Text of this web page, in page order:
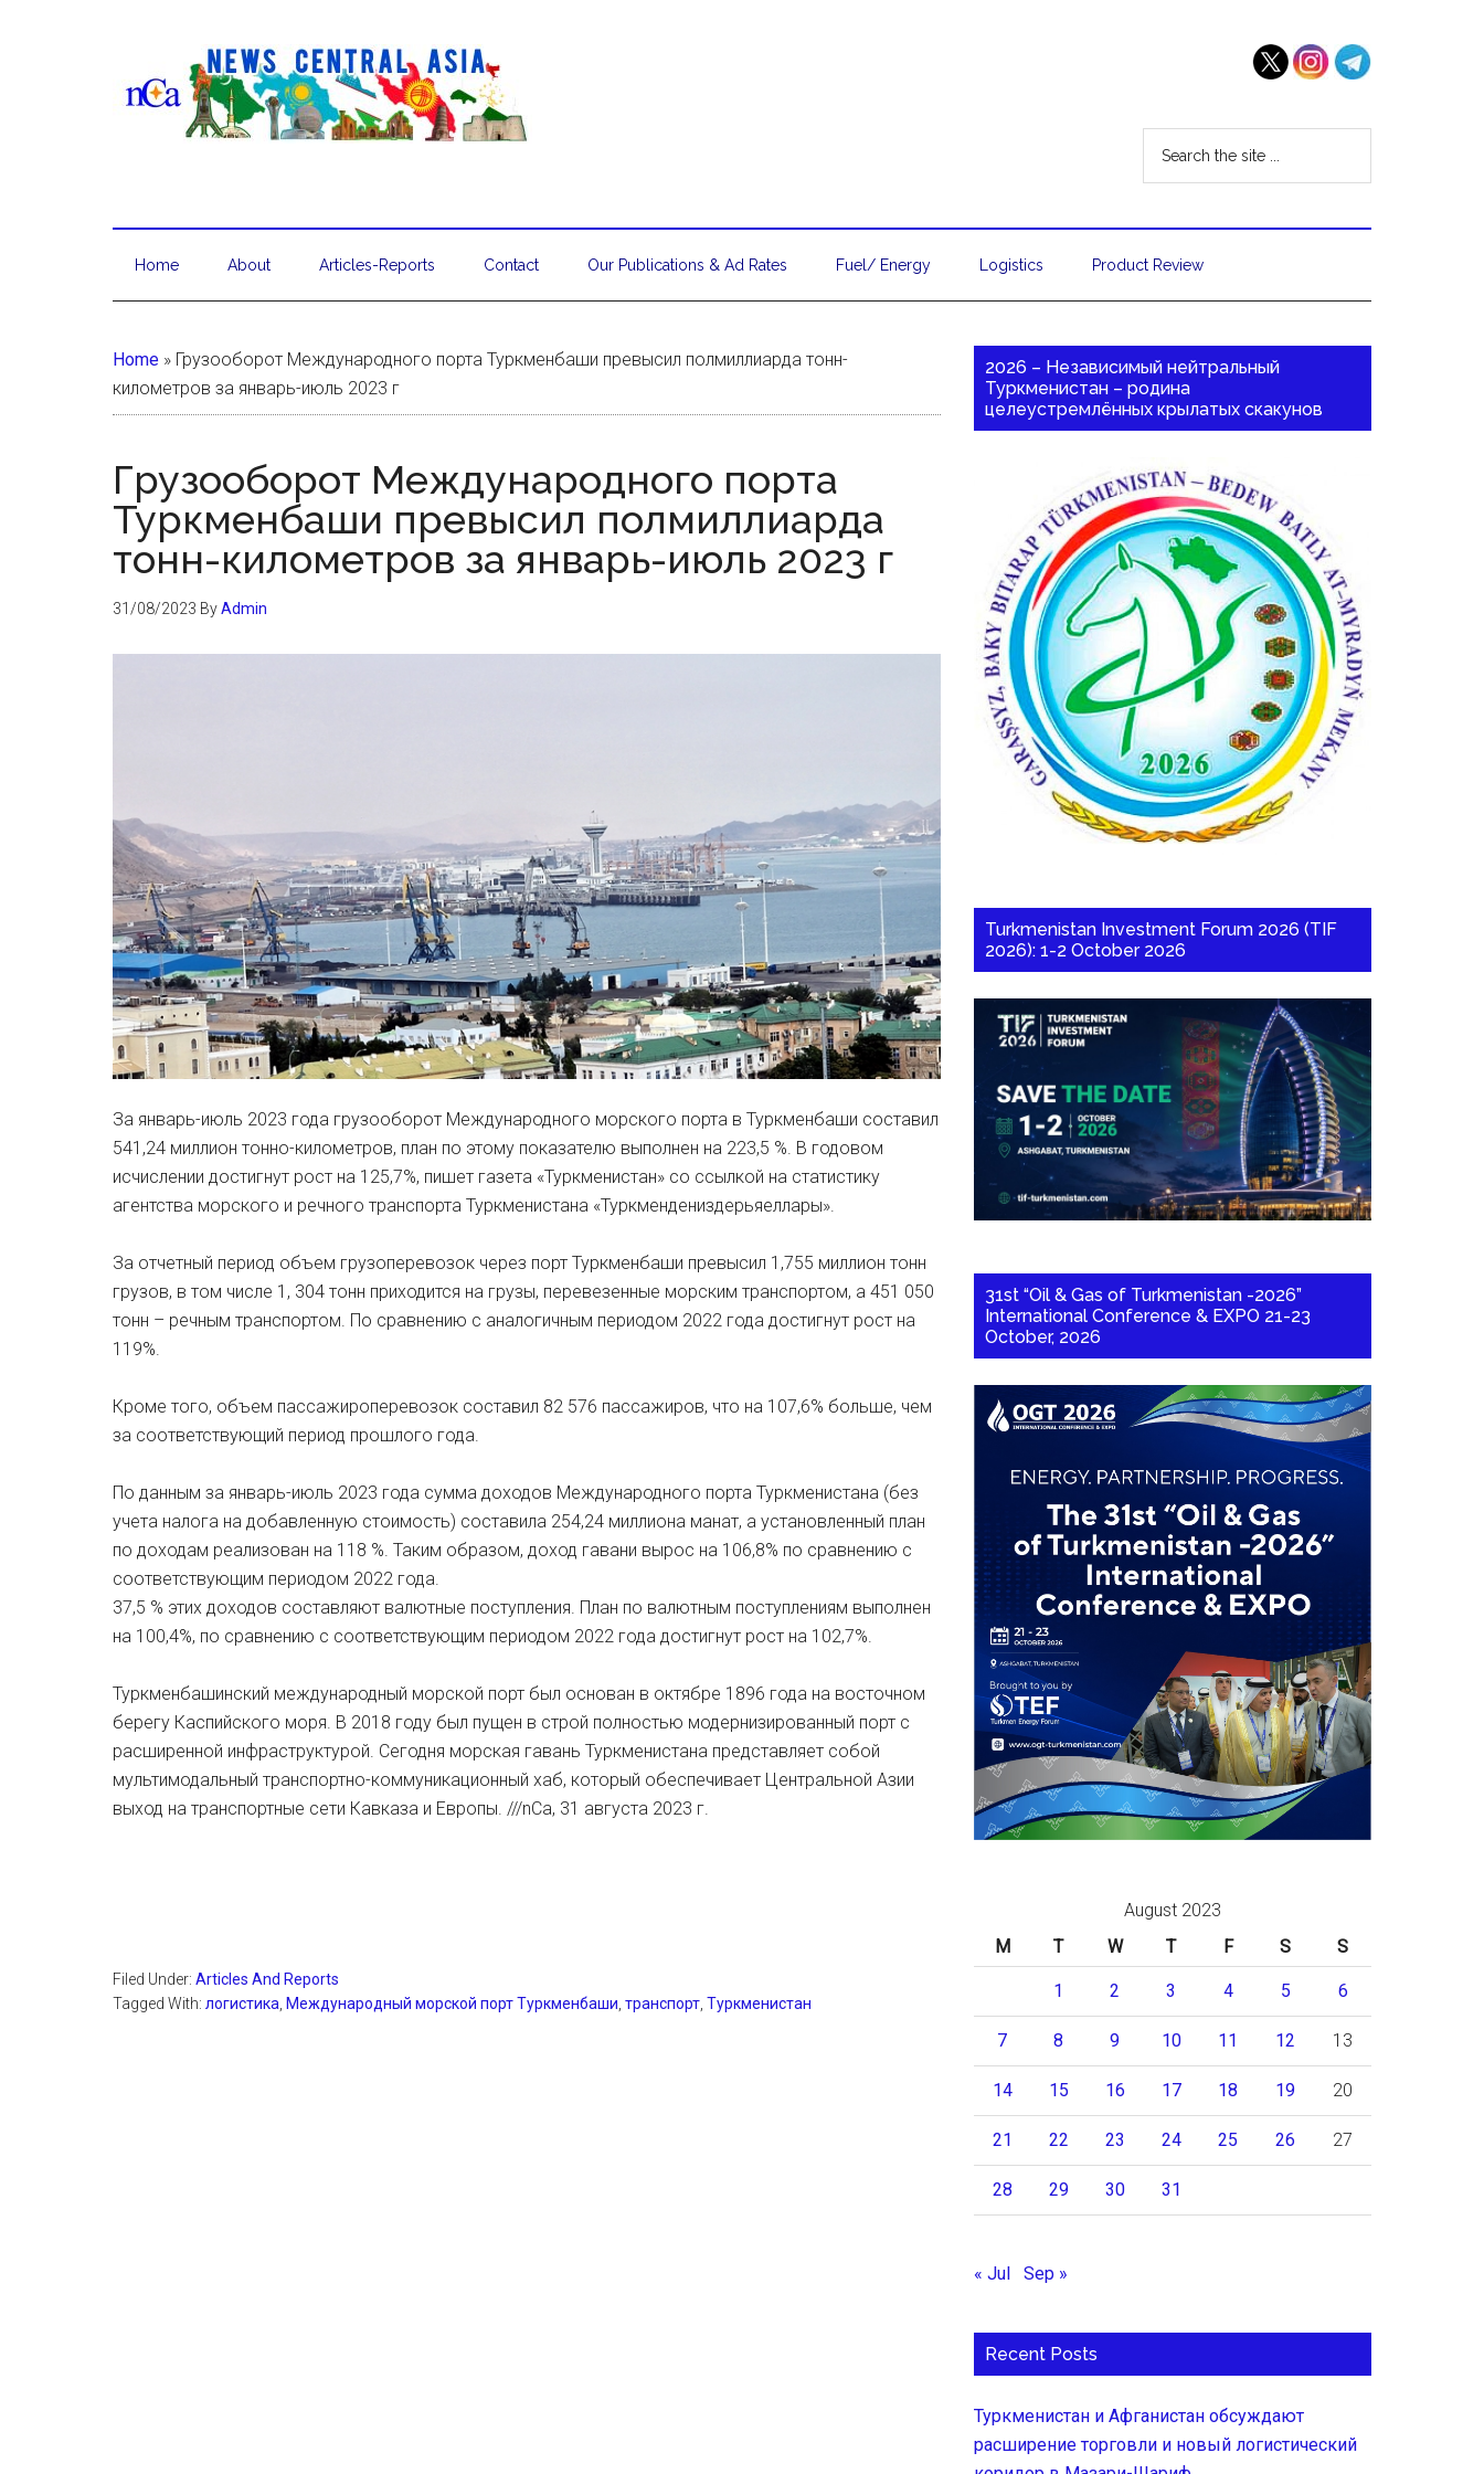
Home About Articles-Reports Contact Our Publications & Ad Rates Fuel/ Energy Logistics Product Review
Home » Грузооборот Международного порта Туркменбаши превысил полмиллиарда тонн-
километров за январь-июль 2023 г
Грузооборот Международного порта
Туркменбаши превысил полмиллиарда
тонн-километров за январь-июль 2023 г
31/08/2023 ByAdmin
За январь-июль 2023 года грузооборот Международного морского порта в Туркменбаши составил
541,24 миллион тонно-километров, план по этому показателю выполнен на 223,5 %. В годовом
исчислении достигнут рост на 125,7%, пишет газета «Туркменистан» со ссылкой на статистику
агентства морского и речного транспорта Туркменистана «Туркмендениздерьяеллары».
За отчетный период объем грузоперевозок через порт Туркменбаши превысил 1,755 миллион тонн
грузов, в том числе 1, 304 тонн приходится на грузы, перевезенные морским транспортом, а 451 050
тонн – речным транспортом. По сравнению с аналогичным периодом 2022 года достигнут рост на
119%.
Кроме того, объем пассажироперевозок составил 82 576 пассажиров, что на 107,6% больше, чем
за соответствующий период прошлого года.
По данным за январь-июль 2023 года сумма доходов Международного порта Туркменистана (без
учета налога на добавленную стоимость) составила 254,24 миллиона манат, а установленный план
по доходам реализован на 118 %. Таким образом, доход гавани вырос на 106,8% по сравнению с
соответствующим периодом 2022 года.
37,5 % этих доходов составляют валютные поступления. План по валютным поступлениям выполнен
на 100,4%, по сравнению с соответствующим периодом 2022 года достигнут рост на 102,7%.
Туркменбашинский международный морской порт был основан в октябре 1896 года на восточном
берегу Каспийского моря. В 2018 году был пущен в строй полностью модернизированный порт с
расширенной инфраструктурой. Сегодня морская гавань Туркменистана представляет собой
мультимодальный транспортно-коммуникационный хаб, который обеспечивает Центральной Азии
выход на транспортные сети Кавказа и Европы. ///nCa, 31 августа 2023 г.
Filed Under: Articles And Reports
Tagged With: логистика, Международный морской порт Туркменбаши, транспорт, Туркменистан
2026 – Независимый нейтральный
Туркменистан – родина
целеустремлённых крылатых скакунов
Turkmenistan Investment Forum 2026 (TIF
2026): 1-2 October 2026
31st “Oil & Gas of Turkmenistan -2026”
International Conference & EXPO 21-23
October, 2026
August 2023
M
T W T F S S
1 2 3 4 5 6
7 8 9 10 11 12 13
14 15 16 17 18 19 20
21 22 23 24 25 26 27
28 29 30 31
« Jul Sep »
Recent Posts
Туркменистан и Афганистан обсуждают
расширение торговли и новый логистический